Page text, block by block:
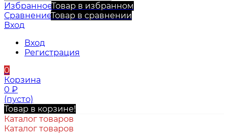
ИзбранноеТовар в избранном
СравнениеТовар в сравнении
Вход
Вход
Регистрация
0
Корзина
0 ₽
(пусто)
Товар в корзине!
Каталог товаров
Каталог товаров